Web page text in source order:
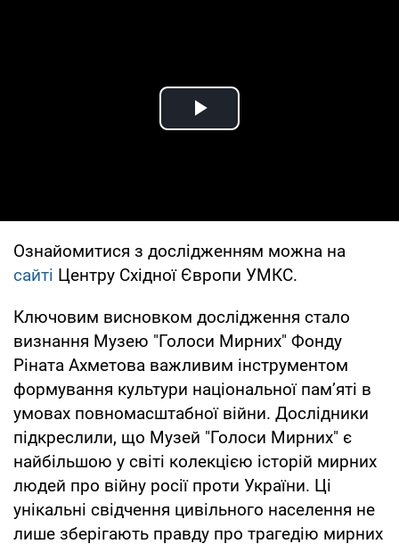
Play Video
Ознайомитися з дослідженням можна на
сайті Центру Східної Європи УМКС.
Ключовим висновком дослідження стало
визнання Музею "Голоси Мирних" Фонду
Ріната Ахметова важливим інструментом
формування культури національної пам’яті в
умовах повномасштабної війни. Дослідники
підкреслили, що Музей "Голоси Мирних" є
найбільшою у світі колекцією історій мирних
людей про війну росії проти України. Ці
унікальні свідчення цивільного населення не
лише зберігають правду про трагедію мирних